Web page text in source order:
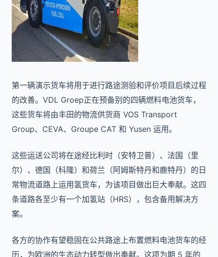
第一辆演示货车将用于进行路途测验和评价项目后续过程
的改善。VDL Groep正在预备别的四辆燃料电池货车，
这些货车将由丰田的物流供货商 VOS Transport
Group、CEVA、Groupe CAT 和 Yusen 运用。
这些运送公司将在途经比利时（安特卫普）、法国（里
尔）、德国（科隆）和荷兰（阿姆斯特丹和鹿特丹）的日
常物流道路上运用氢货车，为该项目做出巨大奉献。这四
条道路各至少有一个加氢站（HRS），包含备用解决方
案。
各方的协作有望稳固在公共路途上布置燃料电池货车的经
历，为欧洲的生态动力转型做出奉献。 这项为期 5 年的